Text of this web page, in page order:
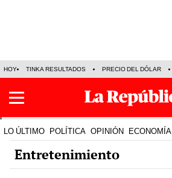
HOY TINKA RESULTADOS PRECIO DEL DÓLAR
LO ÚLTIMO POLÍTICA OPINIÓN ECONOMÍA
Entretenimiento